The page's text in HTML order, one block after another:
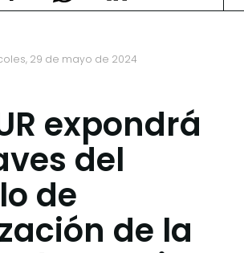
29 de mayo de 2024
expondrá
del
de
de la